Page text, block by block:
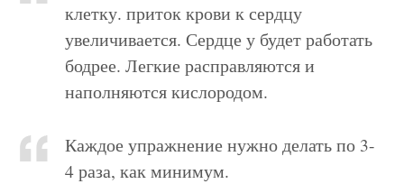
клетку. приток крови к сердцу
увеличивается. Сердце у будет работать
бодрее. Легкие расправляются и
наполняются кислородом.
Каждое упражнение нужно делать по 3-
4 раза, как минимум.